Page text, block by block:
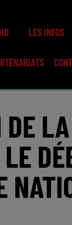
LES INFOS